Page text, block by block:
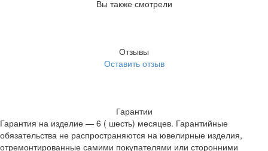
Вы также смотрели
Отзывы
Оставить отзыв
Гарантии
Гарантия на изделие — 6 ( шесть) месяцев. Гарантийные
обязательства не распространяются на ювелирные изделия,
отремонтированные самими покупателями или сторонними